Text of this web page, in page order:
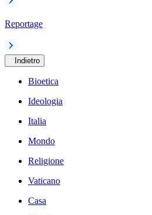
Reportage
Indietro
Bioetica
Ideologia
Italia
Mondo
Religione
Vaticano
Casa